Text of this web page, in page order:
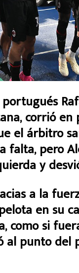
corrió en
el árbitro
falta, pero
y
a la
en su
como si
al punto del